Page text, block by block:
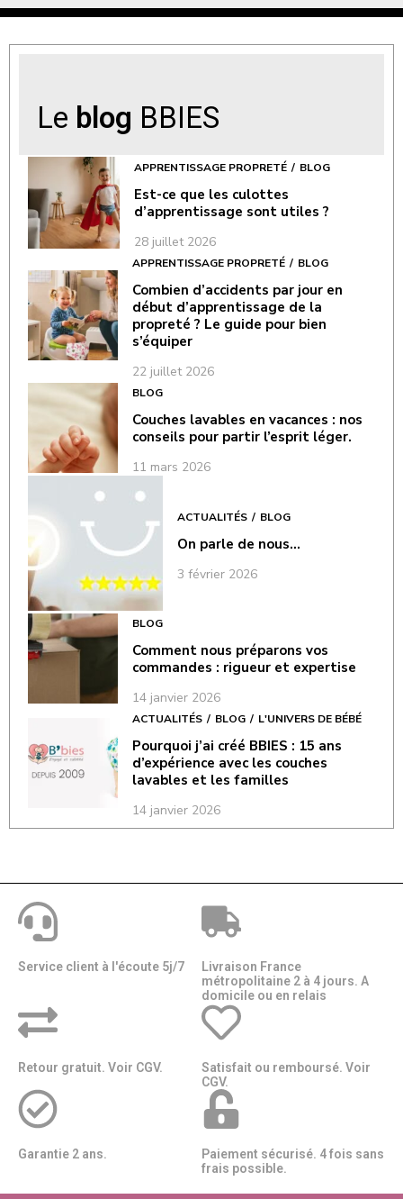
Le blog BBIES
APPRENTISSAGE PROPRETÉ BLOG
Est-ce que les culottes
d’apprentissage sont utiles ?
28 juillet 2026
APPRENTISSAGE PROPRETÉ BLOG
Combien d’accidents par jour en
début d’apprentissage de la
propreté ? Le guide pour bien
s’équiper
22 juillet 2026
BLOG
Couches lavables en vacances : nos
conseils pour partir l’esprit léger.
11 mars 2026
ACTUALITÉS BLOG
On parle de nous…
3 février 2026
BLOG
Comment nous préparons vos
commandes : rigueur et expertise
14 janvier 2026
ACTUALITÉS BLOG L'UNIVERS DE BÉBÉ
Pourquoi j’ai créé BBIES : 15 ans
d’expérience avec les couches
lavables et les familles
14 janvier 2026
Service client à l'écoute 5j/7
Livraison France
métropolitaine 2 à 4 jours. A
domicile ou en relais​​
Retour gratuit. Voir CGV.
Satisfait ou remboursé. Voir
CGV.
Garantie 2 ans.
Paiement sécurisé. 4 fois sans
frais possible.